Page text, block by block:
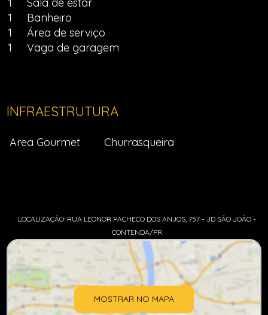
1
Banheiro
1
Área de serviço
1
Vaga de garagem
INFRAESTRUTURA
Area Gourmet Churrasqueira
LOCALIZAÇÃO: RUA LEONOR PACHECO DOS ANJOS, 757 - JD SÃO JOÃO -
CONTENDA/PR
MOSTRAR NO MAPA